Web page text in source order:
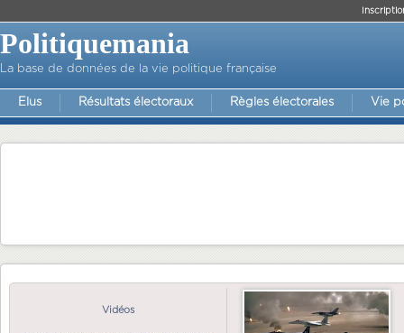
Politiquemania
La base de données de la vie politique française
Elus Résultats électoraux Règles électorales Vie
Vidéos